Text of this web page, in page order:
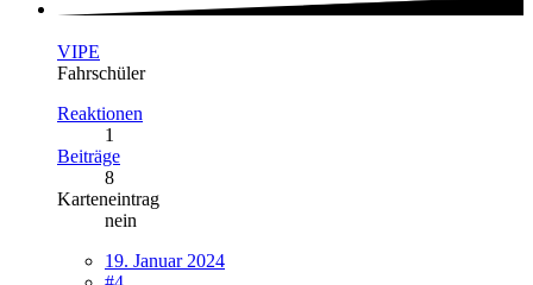
VIPE
Fahrschüler
Reaktionen
1
Beiträge
8
Karteneintrag
nein
19. Januar 2024